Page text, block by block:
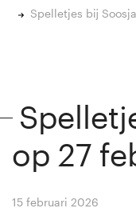
Spelletjes bij
op 27
15 februari 2026